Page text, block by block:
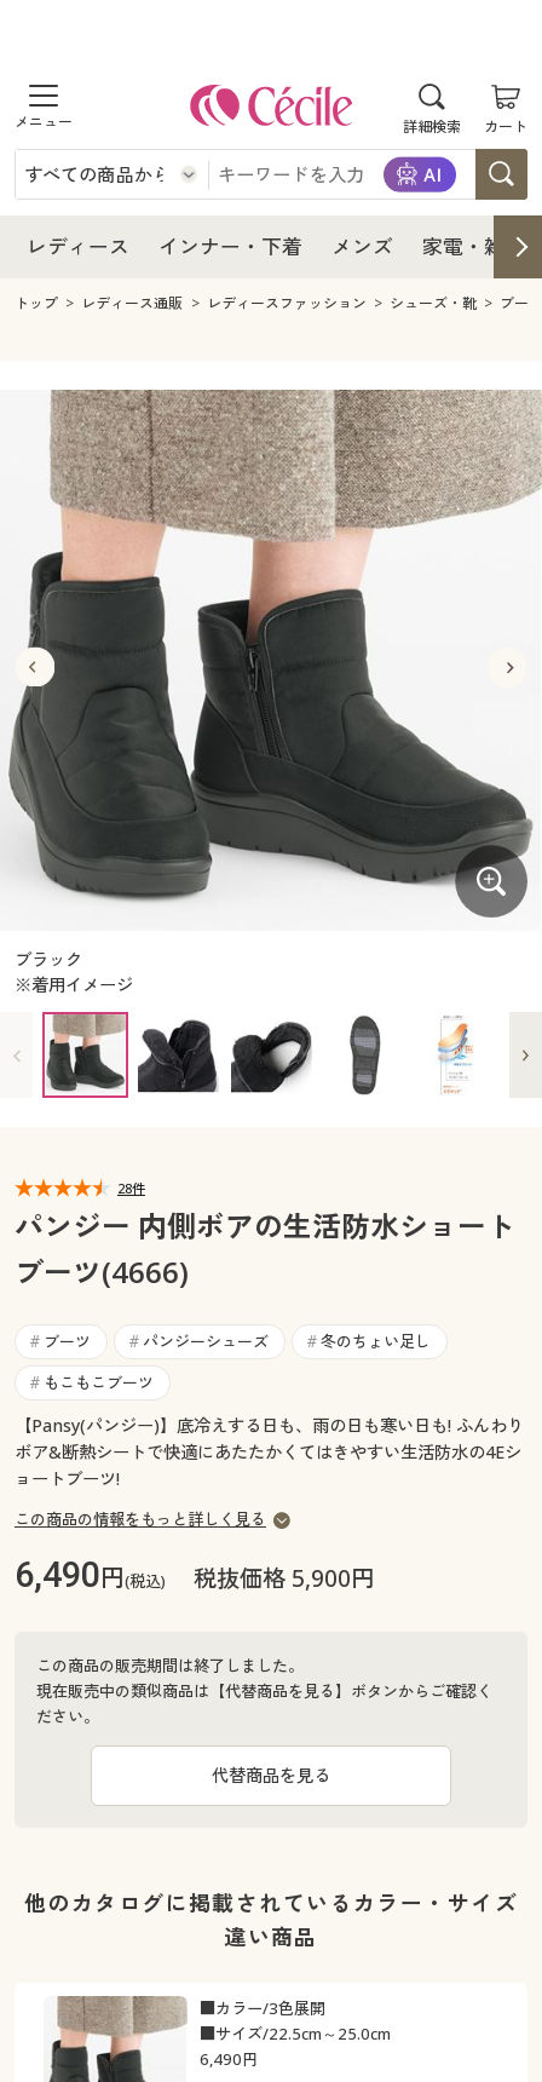
詳細検索 カート
商品を探す
レディース
レディースファッション
インナー・下着
インナー・下着通販すべて
メンズ下着
ジュニア・ティーンズ下着
メンズ
メンズファッション
メンズ下着
家電・雑貨すべて
家電
キッチン・雑貨・日用品
寝具・インテリア・家具
寝具・インテリア・家具通販すべて
家具・収納
寝具・ベッド
カーテン・ラグ・ファブリック
美容・健康
美容・健康通販すべて
美容・健康・サプリメント
制服・スクール
制服・スクールすべて
制服・学生服
ジュニア・ティーンズ下着
大きいサイズ
大きいサイズ通販すべて
大きいサイズ レディース服
大きいサイズ レディース下着
大きいサイズ メンズ
大きいサイズ 事務・制服
バーゲン
バーゲンセール
シークレットセール
詳細検索
商品カテゴリ一覧
カタログ
カタログ・チラシからのご注文
デジタルカタログ
カタログ無料プレゼント
マイページ
閲覧履歴
お気に入り
サポート
ご利用ガイド
よくある質問とお問い合わせ
レディース インナー・下着 メンズ 家電・雑貨
レディース
レディース通販すべて
レディースファッション
インナー・下着
インナー・下着通販すべて
ジュニア・ティーンズ下着
メンズ
メンズ下着
家電
キッチン・雑貨・日用品
寝具・インテリア・家具通販すべて
家具・収納
寝具・ベッド
カーテン・ラグ・ファブリック
美容・健康
美容・健康通販すべて
美容・健康・サプリメント
制服・スクール
制服・スクールすべて
制服・学生服
ジュニア・ティーンズ下着
大きいサイズ
大きいサイズ通販すべて
大きいサイズ レディース服
大きいサイズ レディース下着
大きいサイズ メンズ
大きいサイズ 事務・制服
バーゲン
バーゲンセール
シークレットセール
詳細検索
商品カテゴリ一覧
カタログ
カタログ・チラシからのご注文
カタログ無料プレゼント
会員メニュー
閲覧履歴
お気に入り
サポート
ご利用ガイド
よくある質問とお問い合わせ
トップ レディース通販 レディースファッション シューズ・靴 ブー
ブラック
※着用イメージ
28件
パンジー 内側ボアの生活防水ショート
ブーツ(4666)
# ブーツ # パンジーシューズ # 冬のちょい足し
# もこもこブーツ
【Pansy(パンジー)】底冷えする日も、雨の日も寒い日も! ふんわり
ボア&断熱シートで快適にあたたかくてはきやすい生活防水の4Eシ
ョートブーツ!
この商品の情報をもっと詳しく見る
6,490円(税込) 税抜価格 5,900円
この商品の販売期間は終了しました。
現在販売中の類似商品は【代替商品を見る】ボタンからご確認く
ださい。
代替商品を見る
他のカタログに掲載されているカラー・サイズ
違い商品
6,490円
■カラー/3色展開
■サイズ/22.5cm～25.0cm